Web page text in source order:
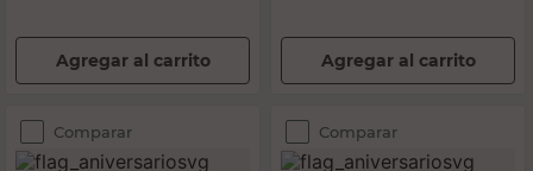
Agregar al carrito Agregar al carrito
Comparar Comparar